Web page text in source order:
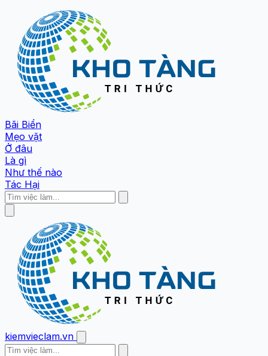
Bãi Biển
Mẹo vặt
Ở đâu
Là gì
Như thế nào
Tác Hại
kiemvieclam.vn